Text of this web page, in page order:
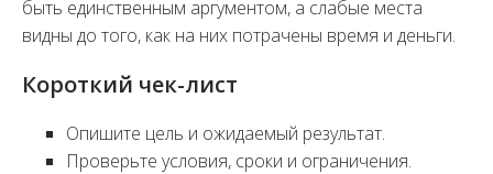
быть единственным аргументом, а слабые места
видны до того, как на них потрачены время и деньги.
Короткий чек-лист
Опишите цель и ожидаемый результат.
Проверьте условия, сроки и ограничения.